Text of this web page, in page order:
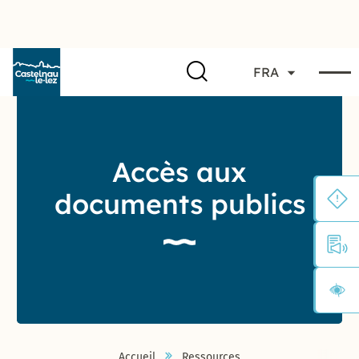
FRA
Accès aux
documents publics